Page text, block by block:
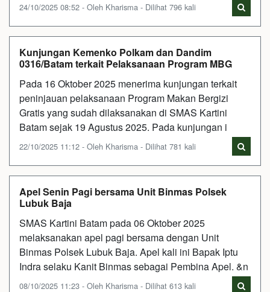
24/10/2025 08:52 - Oleh Kharisma - Dilihat 796 kali
Kunjungan Kemenko Polkam dan Dandim
0316/Batam terkait Pelaksanaan Program MBG
Pada 16 Oktober 2025 menerima kunjungan terkait
peninjauan pelaksanaan Program Makan Bergizi
Gratis yang sudah dilaksanakan di SMAS Kartini
Batam sejak 19 Agustus 2025. Pada kunjungan i
22/10/2025 11:12 - Oleh Kharisma - Dilihat 781 kali
Apel Senin Pagi bersama Unit Binmas Polsek
Lubuk Baja
SMAS Kartini Batam pada 06 Oktober 2025
melaksanakan apel pagi bersama dengan Unit
Binmas Polsek Lubuk Baja. Apel kali ini Bapak Iptu
Indra selaku Kanit Binmas sebagai Pembina Apel. &n
08/10/2025 11:23 - Oleh Kharisma - Dilihat 613 kali